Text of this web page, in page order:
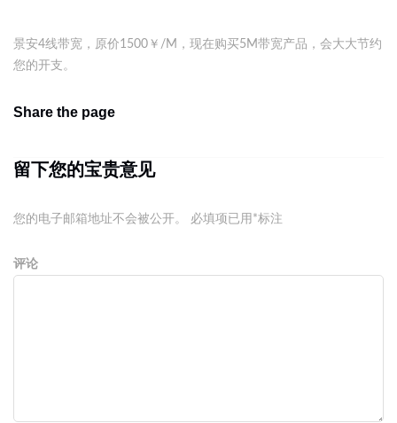
景安4线带宽，原价1500￥/M，现在购买5M带宽产品，会大大节约
您的开支。
Share the page
留下您的宝贵意见
您的电子邮箱地址不会被公开。 必填项已用 *标注
评论